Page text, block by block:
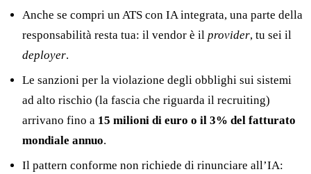
Anche se compri un ATS con IA integrata, una parte della
responsabilità resta tua: il vendor è il provider, tu sei il
deployer.
Le sanzioni per la violazione degli obblighi sui sistemi
ad alto rischio (la fascia che riguarda il recruiting)
arrivano fino a 15 milioni di euro o il 3% del fatturato
mondiale annuo.
Il pattern conforme non richiede di rinunciare all’IA: